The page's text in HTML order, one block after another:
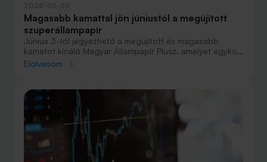
Magasabb kamattal jön júniustól a megújított
szuperállampapír
Június 3-tól jegyezhető a megújított és magasabb
kamatot kínáló Magyar Állampapír Plusz, amelyet egykor
szuperállampapírnak hívtak, de aztán elsöpörte az
Elolvasom